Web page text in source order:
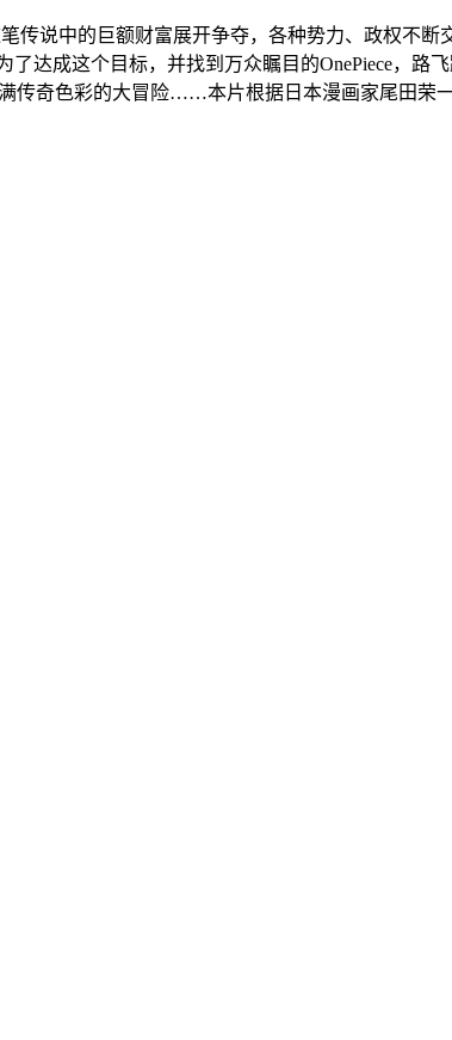
传说中的巨额财富展开争夺，各种势力、政权不断
达成这个目标，并找到万众瞩目的OnePiece，路
传奇色彩的大冒险……本片根据日本漫画家尾田荣